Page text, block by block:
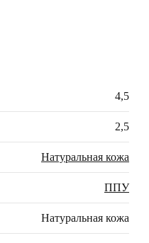
4,5
2,5
Натуральная кожа
ППУ
Натуральная кожа